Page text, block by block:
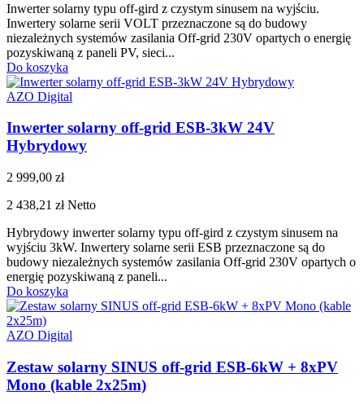
Inwerter solarny typu off-gird z czystym sinusem na wyjściu.
Inwertery solarne serii VOLT przeznaczone są do budowy
niezależnych systemów zasilania Off-grid 230V opartych o energię
pozyskiwaną z paneli PV, sieci...
Do koszyka
AZO Digital
Inwerter solarny off-grid ESB-3kW 24V
Hybrydowy
2 999,00 zł
2 438,21 złNetto
Hybrydowy inwerter solarny typu off-gird z czystym sinusem na
wyjściu 3kW. Inwertery solarne serii ESB przeznaczone są do
budowy niezależnych systemów zasilania Off-grid 230V opartych o
energię pozyskiwaną z paneli...
Do koszyka
AZO Digital
Zestaw solarny SINUS off-grid ESB-6kW + 8xPV
Mono (kable 2x25m)